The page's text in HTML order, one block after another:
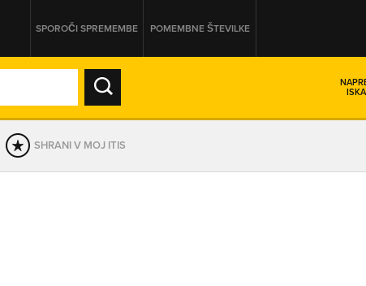
SPOROČI SPREMEMBE POMEMBNE ŠTEVILKE
SO ODPRTA V
SHRANI V MOJ ITIS